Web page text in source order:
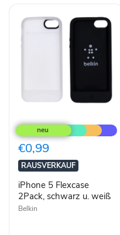
5
Flexcase
2Pack,
schwarz
u.
weiß
€0,99
RAUSVERKAUF
iPhone 5 Flexcase
2Pack, schwarz u. weiß
Belkin